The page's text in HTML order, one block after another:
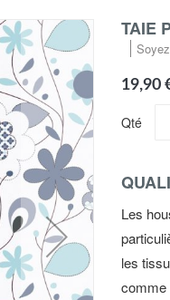
TAIE
19,90
Qté
Les
les
comme